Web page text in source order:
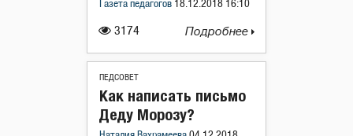
3174
Газета педагогов 18.12.2018 16:10
Подробнее
ПЕДСОВЕТ
Как написать письмо
Деду Морозу?